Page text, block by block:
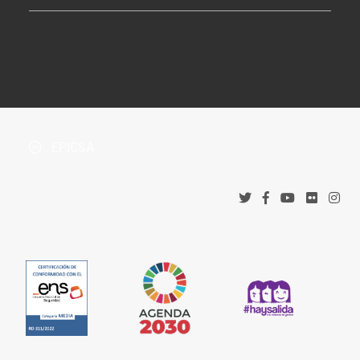
Tribunal Administrativo de Recursos Contractuales